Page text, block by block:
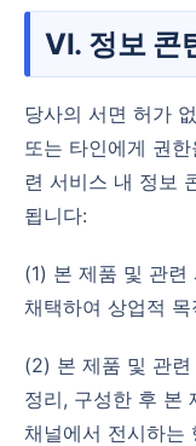
VI. 정보
당사의 서면 허가 없이, 모든 사용자, 제3자는 자체적으로
또는 타인에게 권
련 서비스 내 정보
됩니다:
(1) 본 제품 및 관련 서비스의 정보 콘텐츠를 복제, 리딩,
채택하여 상업적
(2) 본 제품 및 관련 서비스의 정보 콘텐츠를 임의로 편집,
정리, 구성한 후 본
채널에서 전시하는